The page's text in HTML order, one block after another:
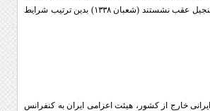
شدند و در انزلی بر قوای انگلیسی چیره گشتند. قشون انگلیسی و قزاقان ایرانی تحت فرماندهی استاروسلسکی به منجیل عقب نشستند (شعبان ۱۳۳۸) بدین ترتیب شرایط
خارج از کشور، هیئت اعزامی ایران به کنفرانس